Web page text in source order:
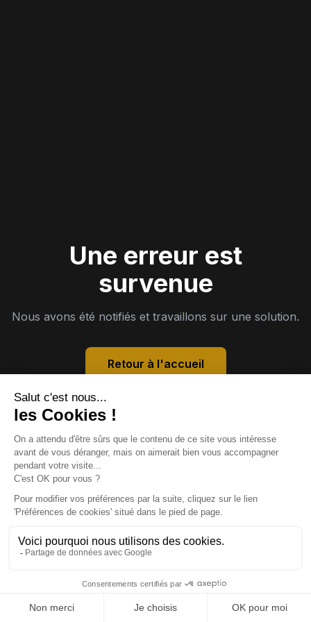
Une erreur est
survenue
Nous avons été notifiés et travaillons sur une solution.
Retour à l'accueil